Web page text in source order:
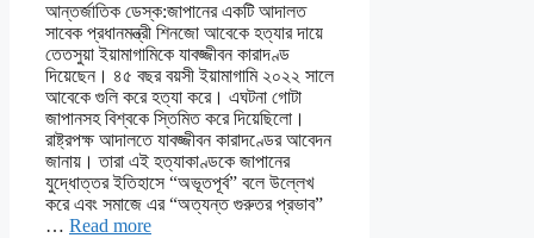
আন্তর্জাতিক ডেস্ক:জাপানের একটি আদালত
সাবেক প্রধানমন্ত্রী শিনজো আবেকে হত্যার দায়ে
তেতসুয়া ইয়ামাগামিকে যাবজ্জীবন কারাদণ্ড
দিয়েছেন। ৪৫ বছর বয়সী ইয়ামাগামি ২০২২ সালে
আবেকে গুলি করে হত্যা করে। এঘটনা গোটা
জাপানসহ বিশ্বকে স্তিমিত করে দিয়েছিলো।
রাষ্ট্রপক্ষ আদালতে যাবজ্জীবন কারাদণ্ডের আবেদন
জানায়। তারা এই হত্যাকাণ্ডকে জাপানের
যুদ্ধোত্তর ইতিহাসে “অভূতপূর্ব” বলে উল্লেখ
করে এবং সমাজে এর “অত্যন্ত গুরুতর প্রভাব”
… Read more